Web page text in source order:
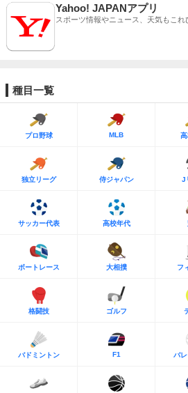
Yahoo! JAPANアプリ
スポーツ情報やニュース、天気もこれ
種目一覧
プロ野球 MLB
独立リーグ 侍ジャパン J
サッカー代表 高校年代
ボートレース 大相撲 フ
格闘技 ゴルフ
バドミントン F1 バ